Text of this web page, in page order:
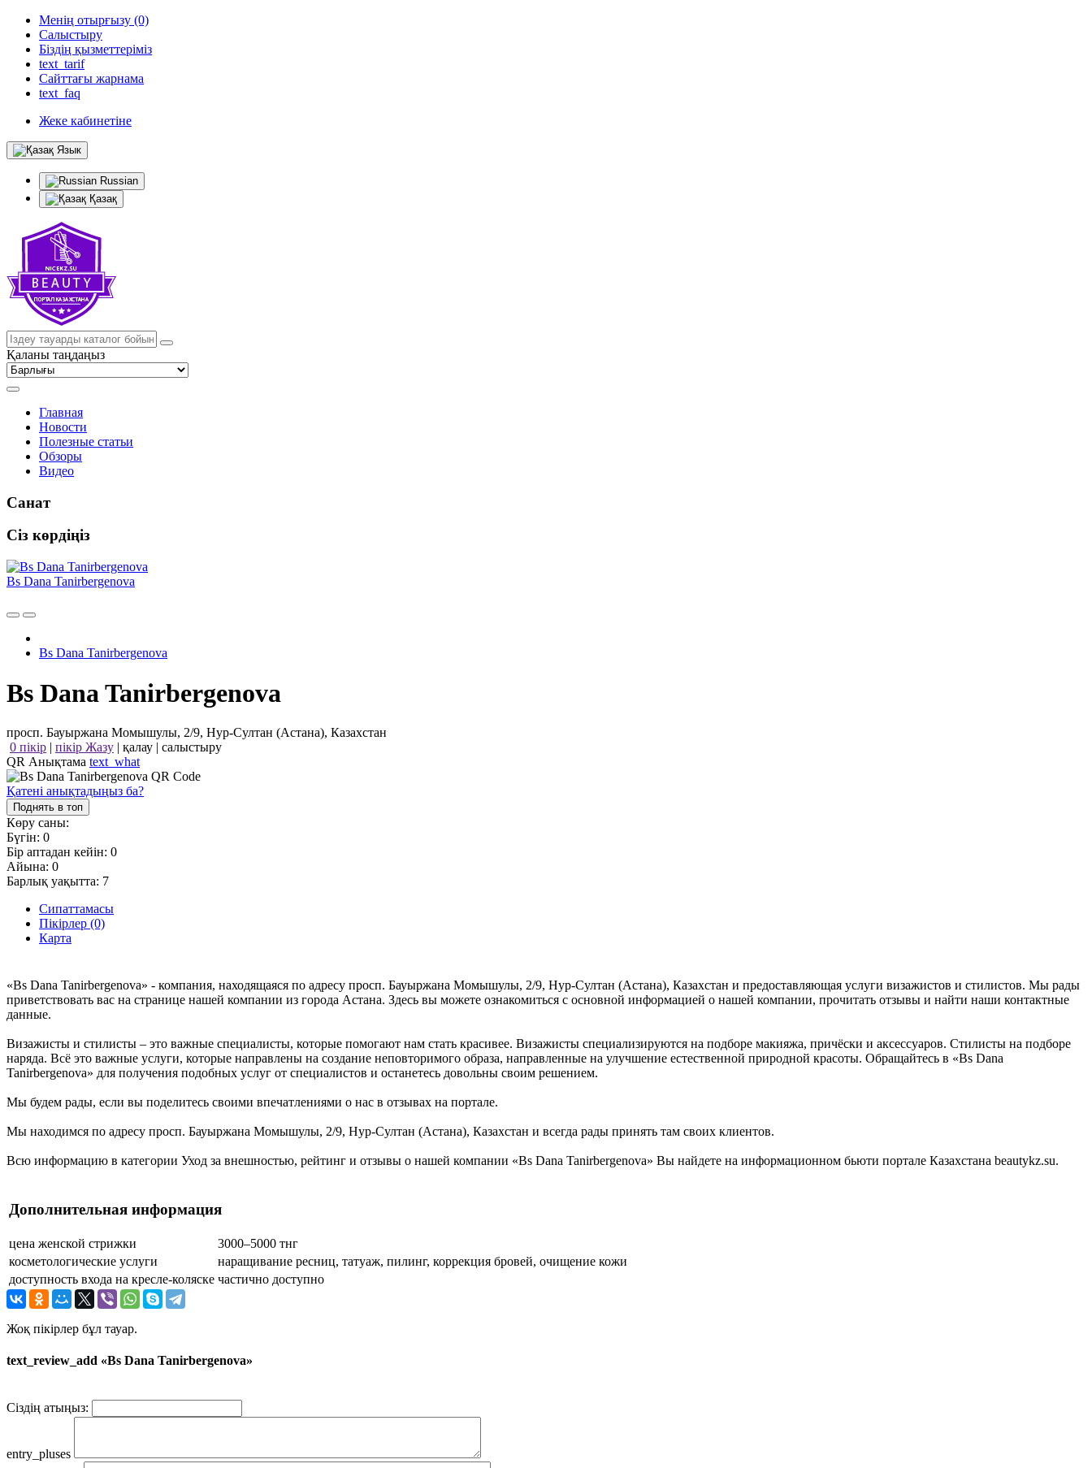
Менің отырғызу (0)
Салыстыру
Біздің қызметтеріміз
text_tarif
Сайттағы жарнама
text_faq
Жеке кабинетіне
Язык
Russian
Қазақ
Қаланы таңдаңыз
Главная
Новости
Полезные статьи
Обзоры
Видео
Санат
Сіз көрдіңіз
Bs Dana Tanirbergenova
Bs Dana Tanirbergenova
Bs Dana Tanirbergenova
просп. Бауыржана Момышулы, 2/9, Нур-Султан (Астана), Казахстан
0 пікір | пікір Жазу | қалау | салыстыру
QR Анықтама text_what
Қатені анықтадыңыз ба?
Поднять в топ
Көру саны:
Бүгін: 0
Бір аптадан кейін: 0
Айына: 0
Барлық уақытта: 7
Сипаттамасы
Пікірлер (0)
Карта
«Bs Dana Tanirbergenova» - компания, находящаяся по адресу просп. Бауыржана Момышулы, 2/9, Нур-Султан (Астана), Казахстан и предоставляющая услуги визажистов и стилистов. Мы рады
приветствовать вас на странице нашей компании из города Астана. Здесь вы можете ознакомиться с основной информацией о нашей компании, прочитать отзывы и найти наши контактные
данные.
Визажисты и стилисты – это важные специалисты, которые помогают нам стать красивее. Визажисты специализируются на подборе макияжа, причёски и аксессуаров. Стилисты на подборе
наряда. Всё это важные услуги, которые направлены на создание неповторимого образа, направленные на улучшение естественной природной красоты. Обращайтесь в «Bs Dana
Tanirbergenova» для получения подобных услуг от специалистов и останетесь довольны своим решением.
Мы будем рады, если вы поделитесь своими впечатлениями о нас в отзывах на портале.
Мы находимся по адресу просп. Бауыржана Момышулы, 2/9, Нур-Султан (Астана), Казахстан и всегда рады принять там своих клиентов.
Всю информацию в категории Уход за внешностью, рейтинг и отзывы о нашей компании «Bs Dana Tanirbergenova» Вы найдете на информационном бьюти портале Казахстана beautykz.su.
Дополнительная информация
цена женской стрижки
3000–5000 тнг
косметологические услуги
наращивание ресниц, татуаж, пилинг, коррекция бровей, очищение кожи
доступность входа на кресле-коляске частично доступно
Жоқ пікірлер бұл тауар.
text_review_add «Bs Dana Tanirbergenova»
Сіздің атыңыз:
entry_pluses